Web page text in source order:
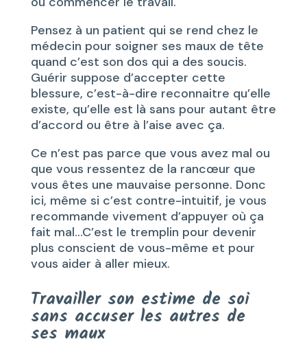
Pensez à un patient qui se rend chez le
médecin pour soigner ses maux de tête
quand c’est son dos qui a des soucis.
Guérir suppose d’accepter cette
blessure, c’est-à-dire reconnaitre qu’elle
existe, qu’elle est là sans pour autant être
d’accord ou être à l’aise avec ça.
Ce n’est pas parce que vous avez mal ou
que vous ressentez de la rancœur que
vous êtes une mauvaise personne. Donc
ici, même si c’est contre-intuitif, je vous
recommande vivement d’appuyer où ça
fait mal…C’est le tremplin pour devenir
plus conscient de vous-même et pour
vous aider à aller mieux.
Travailler son estime de soi
sans accuser les autres de
ses maux